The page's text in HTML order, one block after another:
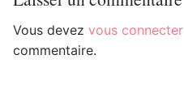
Vous devez vous connecter
commentaire.